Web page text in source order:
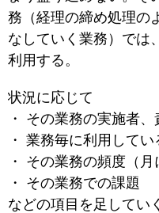
務（経理の締め処理の
なしていく業務）では
利用する。
状況に応じて
・ その業務の実施者、
・ 業務毎に利用して
・ その業務の頻度（月
・ その業務での課題
などの項目を足してい